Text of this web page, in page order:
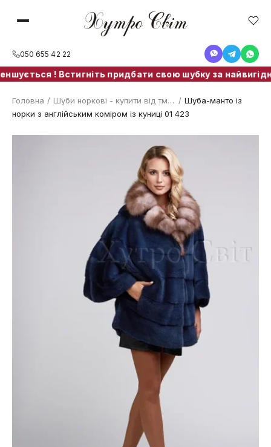
050 655 42 22
! Встигніть придбати свою шубку за
Головна / Шуби норкові - купити від тм. ХутроСвіт Тисмениця / Шуба-манто із
норки з англійським коміром із куниці 01 423